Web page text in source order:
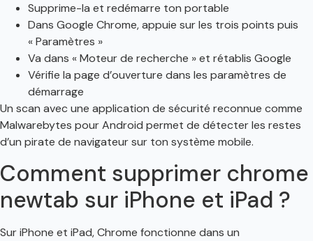
Supprime-la et redémarre ton portable
Dans Google Chrome, appuie sur les trois points puis
« Paramètres »
Va dans « Moteur de recherche » et rétablis Google
Vérifie la page d’ouverture dans les paramètres de
démarrage
Un scan avec une application de sécurité reconnue comme
Malwarebytes pour Android permet de détecter les restes
d’un pirate de navigateur sur ton système mobile.
Comment supprimer chrome
newtab sur iPhone et iPad ?
Sur iPhone et iPad, Chrome fonctionne dans un